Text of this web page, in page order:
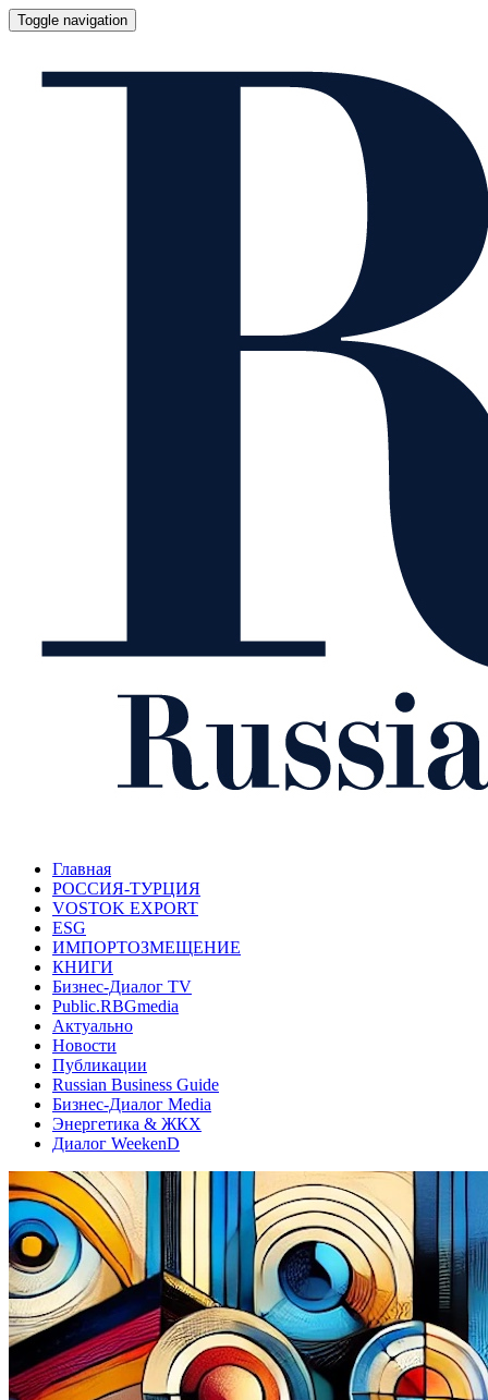
Toggle navigation
Главная
РОССИЯ-ТУРЦИЯ
VOSTOK EXPORT
ESG
ИМПОРТОЗМЕЩЕНИЕ
КНИГИ
Бизнес-Диалог TV
Public.RBGmedia
Актуально
Новости
Публикации
Russian Business Guide
Бизнес-Диалог Media
Энергетика & ЖКХ
Диалог WeekenD